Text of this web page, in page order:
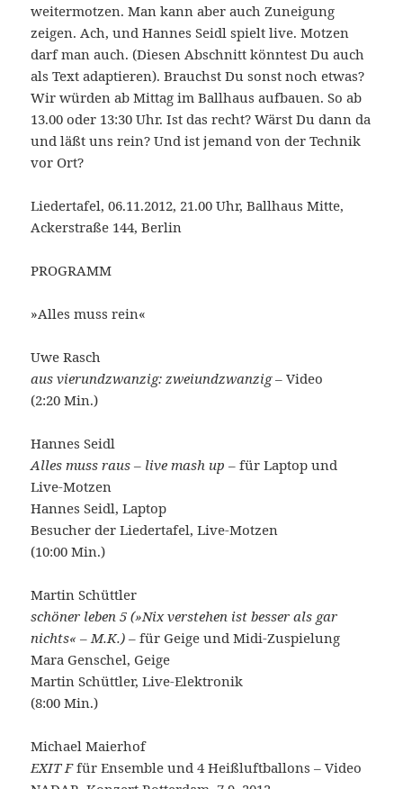
weitermotzen. Man kann aber auch Zuneigung
zeigen. Ach, und Hannes Seidl spielt live. Motzen
darf man auch. (Diesen Abschnitt könntest Du auch
als Text adaptieren). Brauchst Du sonst noch etwas?
Wir würden ab Mittag im Ballhaus aufbauen. So ab
13.00 oder 13:30 Uhr. Ist das recht? Wärst Du dann da
und läßt uns rein? Und ist jemand von der Technik
vor Ort?
Liedertafel, 06.11.2012, 21.00 Uhr, Ballhaus Mitte,
Ackerstraße 144, Berlin
PROGRAMM
»Alles muss rein«
Uwe Rasch
aus vierundzwanzig: zweiundzwanzig– Video
(2:20 Min.)
Hannes Seidl
Alles muss raus – live mash up– für Laptop und
Live-Motzen
Hannes Seidl, Laptop
Besucher der Liedertafel, Live-Motzen
(10:00 Min.)
Martin Schüttler
schöner leben 5 (»Nix verstehen ist besser als gar
nichts« – M.K.) – für Geige und Midi-Zuspielung
Mara Genschel, Geige
Martin Schüttler, Live-Elektronik
(8:00 Min.)
Michael Maierhof
EXIT Ffür Ensemble und 4 Heißluftballons – Video